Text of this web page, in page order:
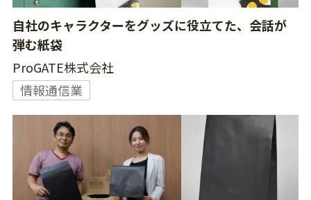
自社のキャラクターをグッズに役立てた、会話が
弾む紙袋
ProGATE株式会社
情報通信業